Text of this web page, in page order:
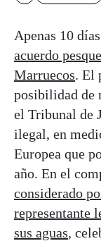
Apenas 10
acuerdo
Marruecos. El
posibilidad de
el Tribunal de
ilegal, en
Europea que
año. En el
considerado
representante
sus aguas,